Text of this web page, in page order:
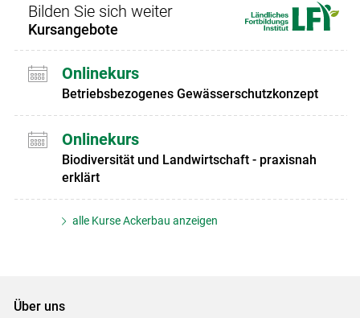
Bilden Sie sich weiter
Kursangebote
Onlinekurs
Betriebsbezogenes Gewässerschutzkonzept
Onlinekurs
Biodiversität und Landwirtschaft - praxisnah
erklärt
alle Kurse Ackerbau anzeigen
Über uns